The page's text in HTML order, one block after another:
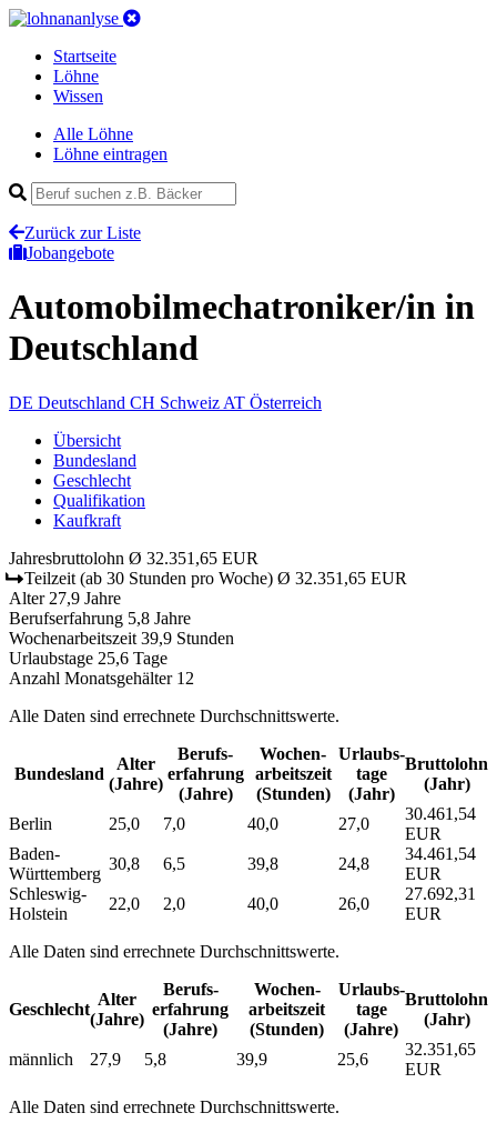
Startseite
Löhne
Wissen
Alle Löhne
Löhne eintragen
Zurück zur Liste
Jobangebote
Automobilmechatroniker/in in
Deutschland
DE Deutschland CH Schweiz AT Österreich
Übersicht
Bundesland
Geschlecht
Qualifikation
Kaufkraft
Jahresbruttolohn Ø 32.351,65 EUR
Teilzeit (ab 30 Stunden pro Woche) Ø 32.351,65 EUR
Alter 27,9 Jahre
Berufserfahrung 5,8 Jahre
Wochenarbeitszeit 39,9 Stunden
Urlaubstage 25,6 Tage
Anzahl Monatsgehälter 12
Alle Daten sind errechnete Durchschnittswerte.
Bundesland
Alter
(Jahre)
Berufs­
erfahrung
(Jahre)
Wochen­
arbeitszeit
(Stunden)
Urlaubs­
tage
(Jahr)
Bruttolohn
(Jahr)
Berlin 25,0 7,0 40,0 27,0
30.461,54
EUR
Baden-
Württemberg
30,8 6,5 39,8 24,8
34.461,54
EUR
Schleswig-
Holstein
22,0 2,0 40,0 26,0
27.692,31
EUR
Alle Daten sind errechnete Durchschnittswerte.
Geschlecht
Alter
(Jahre)
Berufs­
erfahrung
(Jahre)
Wochen­
arbeitszeit
(Stunden)
Urlaubs­
tage
(Jahre)
Bruttolohn
(Jahr)
männlich 27,9 5,8 39,9 25,6
32.351,65
EUR
Alle Daten sind errechnete Durchschnittswerte.